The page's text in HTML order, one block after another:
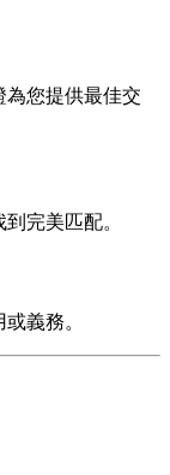
為您提供最佳交
完美匹配。
義務。